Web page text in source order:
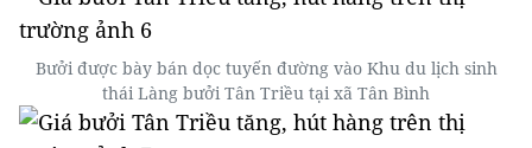
Bưởi được bày bán dọc tuyến đường vào Khu du lịch sinh
thái Làng bưởi Tân Triều tại xã Tân Bình